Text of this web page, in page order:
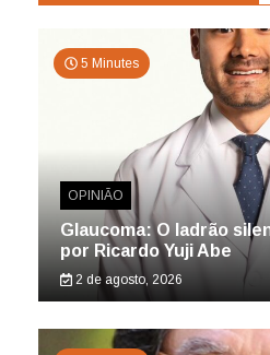
5 Minutes
OPINIÃO
Glaucoma: O ladrão
por Ricardo Yuji Abe
2 de agosto, 2026